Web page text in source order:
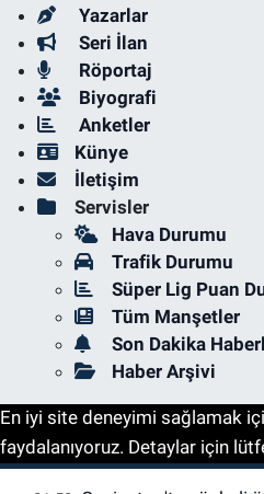
Yazarlar
Seri İlan
Röportaj
Biyografi
Anketler
Künye
İletişim
Servisler
Hava Durumu
Trafik Durumu
Süper Lig Puan
Tüm Manşetler
Son Dakika
Haber Arşivi
En iyi site deneyimi sağlamak
faydalanıyoruz. Detaylar için